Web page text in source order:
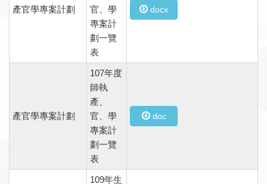
產官學專案計劃
官、學
專案計
劃一覽
表
docx
產官學專案計劃
107年度
師執
產、
官、學
專案計
劃一覽
表
doc
109年生